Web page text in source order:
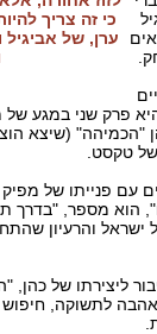
כי זה צריך
ערן, של
פרק שני במגע של
"הכמיהה" (שיצא
טקסט.
פנייתו של מפיק
הוא מספר, "בדרך
ישראל והרעיון
ליצירתו של
לתשוקה,